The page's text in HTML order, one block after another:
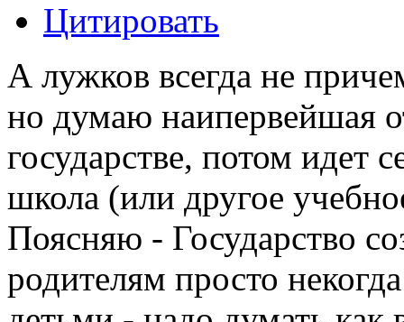
Цитировать
А лужков всегда не
но думаю наипервейшая
государстве, потом идет
школа (или другое
Поясняю - Государство
родителям просто